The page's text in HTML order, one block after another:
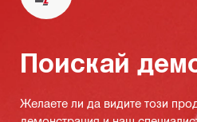
Поискай
Желаете ли да видите този